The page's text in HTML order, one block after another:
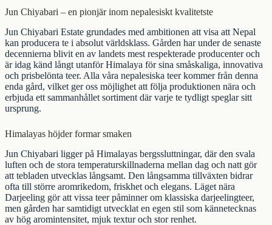
Jun Chiyabari – en pionjär inom nepalesiskt kvalitetste
Jun Chiyabari Estate grundades med ambitionen att visa att Nepal
kan producera te i absolut världsklass. Gården har under de senaste
decennierna blivit en av landets mest respekterade producenter och
är idag känd långt utanför Himalaya för sina småskaliga, innovativa
och prisbelönta teer. Alla våra nepalesiska teer kommer från denna
enda gård, vilket ger oss möjlighet att följa produktionen nära och
erbjuda ett sammanhållet sortiment där varje te tydligt speglar sitt
ursprung.
Himalayas höjder formar smaken
Jun Chiyabari ligger på Himalayas bergssluttningar, där den svala
luften och de stora temperaturskillnaderna mellan dag och natt gör
att tebladen utvecklas långsamt. Den långsamma tillväxten bidrar
ofta till större aromrikedom, friskhet och elegans. Läget nära
Darjeeling gör att vissa teer påminner om klassiska darjeelingteer,
men gården har samtidigt utvecklat en egen stil som kännetecknas
av hög aromintensitet, mjuk textur och stor renhet.